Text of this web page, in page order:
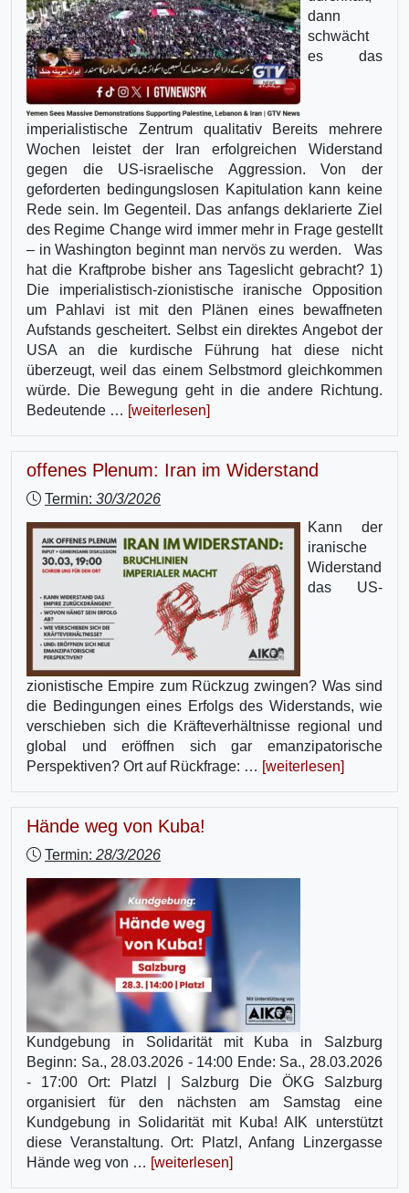
dann
schwächt
es das
imperialistische Zentrum qualitativ Bereits mehrere
Wochen leistet der Iran erfolgreichen Widerstand
gegen die US-israelische Aggression. Von der
geforderten bedingungslosen Kapitulation kann keine
Rede sein. Im Gegenteil. Das anfangs deklarierte Ziel
des Regime Change wird immer mehr in Frage gestellt
– in Washington beginnt man nervös zu werden. Was
hat die Kraftprobe bisher ans Tageslicht gebracht? 1)
Die imperialistisch-zionistische iranische Opposition
um Pahlavi ist mit den Plänen eines bewaffneten
Aufstands gescheitert. Selbst ein direktes Angebot der
USA an die kurdische Führung hat diese nicht
überzeugt, weil das einem Selbstmord gleichkommen
würde. Die Bewegung geht in die andere Richtung.
Bedeutende … [weiterlesen]
offenes Plenum: Iran im Widerstand
Termin: 30/3/2026
Kann der
iranische
Widerstand
das US-
zionistische Empire zum Rückzug zwingen? Was sind
die Bedingungen eines Erfolgs des Widerstands, wie
verschieben sich die Kräfteverhältnisse regional und
global und eröffnen sich gar emanzipatorische
Perspektiven? Ort auf Rückfrage: … [weiterlesen]
Hände weg von Kuba!
Termin: 28/3/2026
Kundgebung in Solidarität mit Kuba in Salzburg
Beginn: Sa., 28.03.2026 - 14:00 Ende: Sa., 28.03.2026
- 17:00 Ort: Platzl | Salzburg Die ÖKG Salzburg
organisiert für den nächsten am Samstag eine
Kundgebung in Solidarität mit Kuba! AIK unterstützt
diese Veranstaltung. Ort: Platzl, Anfang Linzergasse
Hände weg von … [weiterlesen]